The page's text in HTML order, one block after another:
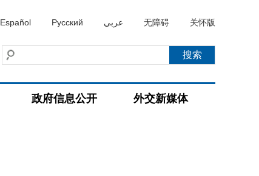
Español Русский عربي 无障碍 关怀版
政府信息公开 外交新媒体